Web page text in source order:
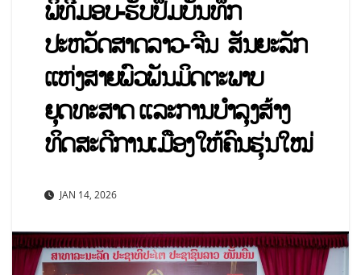
ພິທີມອບ-ຮັບປຶ້ມບັນທຶກ
ປະຫວັດສາດລາວ-ຈີນ ສັນຍະລັກ
ແຫ່ງສາຍພົວພັນມິດຕະພາບ
ຍຸດທະສາດ ແລະການບໍາລຸງສ້າງ
ທິດສະດີການເມືອງໃຫ້ຄົນຮຸ່ນໃໝ່
JAN 14, 2026